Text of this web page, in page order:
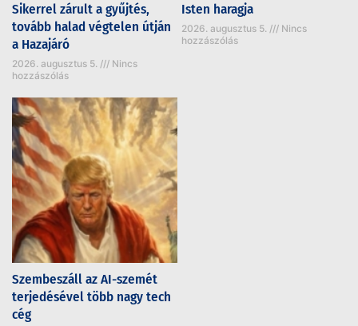
Sikerrel zárult a gyűjtés,
tovább halad végtelen útján
a Hazajáró
2026. augusztus 5.
Nincs
hozzászólás
Isten haragja
2026. augusztus 5.
Nincs
hozzászólás
Szembeszáll az AI-szemét
terjedésével több nagy tech
cég